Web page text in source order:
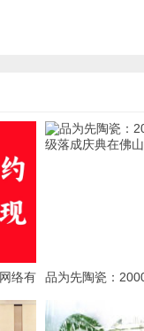
络有
品为先陶瓷：
落成庆典在佛山盛